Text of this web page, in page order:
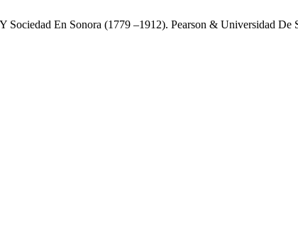
En Sonora (1779 –1912). Pearson & Universidad De